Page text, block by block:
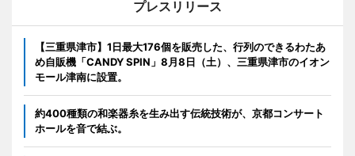
プレスリリース
【三重県津市】1日最大176個を販売した、行列のできるわたあ
め自販機「CANDY SPIN」8月8日（土）、三重県津市のイオン
モール津南に設置。
約400種類の和楽器糸を生み出す伝統技術が、京都コンサート
ホールを音で結ぶ。